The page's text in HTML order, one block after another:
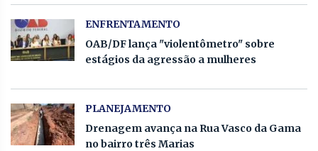
ENFRENTAMENTO
OAB/DF lança "violentômetro" sobre
estágios da agressão a mulheres
PLANEJAMENTO
Drenagem avança na Rua Vasco da Gama
no bairro três Marias